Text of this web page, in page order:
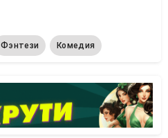
Фэнтези Комедия